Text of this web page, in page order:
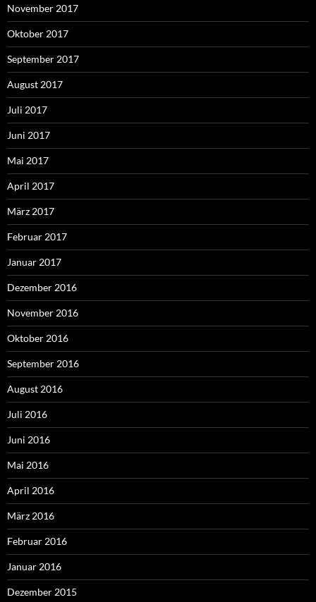
November 2017
Oktober 2017
September 2017
August 2017
Juli 2017
Juni 2017
Mai 2017
April 2017
März 2017
Februar 2017
Januar 2017
Dezember 2016
November 2016
Oktober 2016
September 2016
August 2016
Juli 2016
Juni 2016
Mai 2016
April 2016
März 2016
Februar 2016
Januar 2016
Dezember 2015